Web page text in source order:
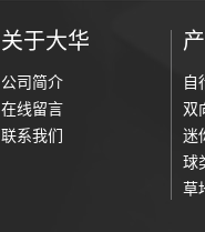
关于大华
公司简介
在线留言
联系我们
自
双
迷
球
草